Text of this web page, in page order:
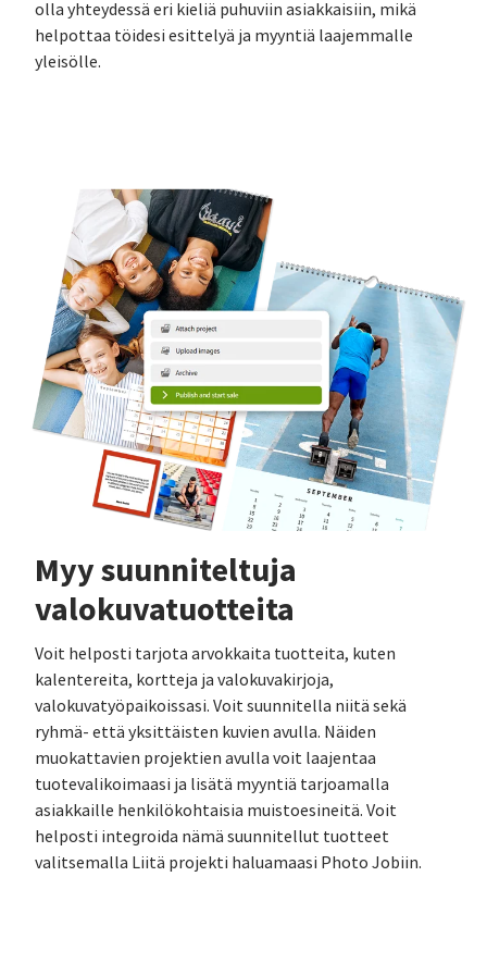
olla yhteydessä eri kieliä puhuviin asiakkaisiin, mikä
helpottaa töidesi esittelyä ja myyntiä laajemmalle
yleisölle.
Myy suunniteltuja
valokuvatuotteita
Voit helposti tarjota arvokkaita tuotteita, kuten
kalentereita, kortteja ja valokuvakirjoja,
valokuvatyöpaikoissasi. Voit suunnitella niitä sekä
ryhmä- että yksittäisten kuvien avulla. Näiden
muokattavien projektien avulla voit laajentaa
tuotevalikoimaasi ja lisätä myyntiä tarjoamalla
asiakkaille henkilökohtaisia muistoesineitä. Voit
helposti integroida nämä suunnitellut tuotteet
valitsemalla Liitä projekti haluamaasi Photo Jobiin.